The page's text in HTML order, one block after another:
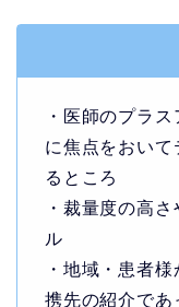
・医師のプラ
に焦点をおいて
るところ
・裁量度の高
ル
・地域・患者
携先の紹介であ